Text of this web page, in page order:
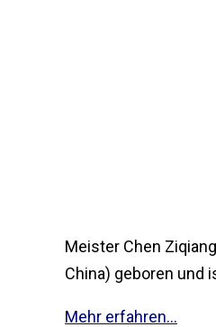
Meister Chen
China) geboren und
Mehr erfahren...